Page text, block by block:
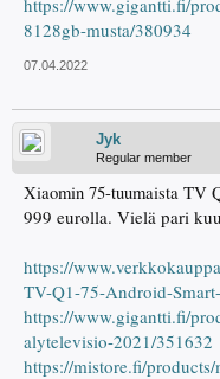
https://www.gigantti.fi/
8128gb-musta/380934
07.04.2022
Jyk
Regular member
Xiaomin 75-tuumaista TV
999 eurolla. Vielä pari
https://
TV-Q1-75-Android-
https://www.gigantti.fi/
alytelevisio-2021/351632
https://mistore.fi/